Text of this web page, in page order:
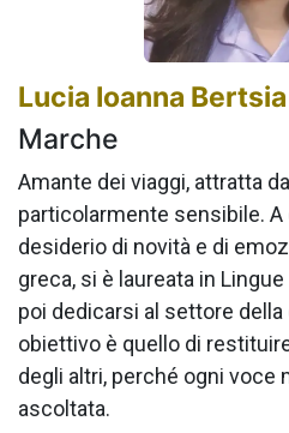
Lucia Ioanna Bertsia
Marche
Amante dei viaggi, attratta
particolarmente sensibile.
desiderio di novità e di
greca, si è laureata in
poi dedicarsi al settore
obiettivo è quello di
degli altri, perché ogni voce
ascoltata.